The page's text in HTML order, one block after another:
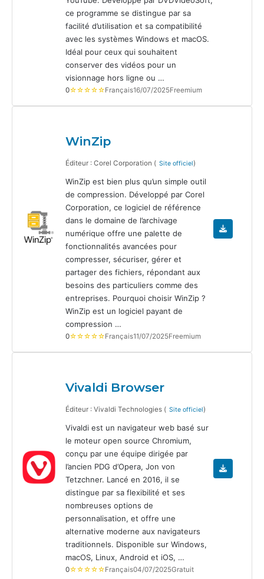
ce programme se distingue par sa
facilité d’utilisation et sa compatibilité
avec les systèmes Windows et macOS.
Idéal pour ceux qui souhaitent
conserver des vidéos pour un
visionnage hors ligne ou …
0☆☆☆☆☆Français16/07/2025Freemium
WinZip
Éditeur : Corel Corporation ( Site officiel)
WinZip est bien plus qu’un simple outil
de compression. Développé par Corel
Corporation, ce logiciel de référence
dans le domaine de l’archivage
numérique offre une palette de
fonctionnalités avancées pour
compresser, sécuriser, gérer et
partager des fichiers, répondant aux
besoins des particuliers comme des
entreprises. Pourquoi choisir WinZip ?
WinZip est un logiciel payant de
compression …
0☆☆☆☆☆Français11/07/2025Freemium
Vivaldi Browser
Éditeur : Vivaldi Technologies ( Site officiel)
Vivaldi est un navigateur web basé sur
le moteur open source Chromium,
conçu par une équipe dirigée par
l’ancien PDG d’Opera, Jon von
Tetzchner. Lancé en 2016, il se
distingue par sa flexibilité et ses
nombreuses options de
personnalisation, et offre une
alternative moderne aux navigateurs
traditionnels. Disponible sur Windows,
macOS, Linux, Android et iOS, …
0☆☆☆☆☆Français04/07/2025Gratuit